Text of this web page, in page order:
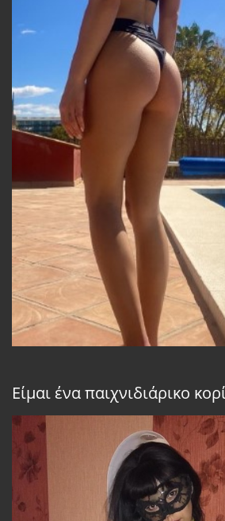
Είμαι ένα παιχνιδιάρικο